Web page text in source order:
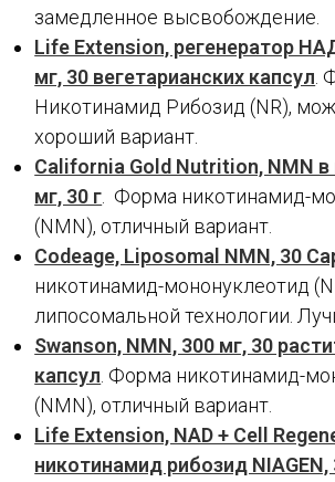
замедленное высвобождение.
Life Extension, регенератор
мг, 30 вегетарианских капсул .
Никотинамид Рибозид (NR),
хороший вариант.
California Gold Nutrition, NMN
мг, 30 г . Форма никотинамид-
(NMN), отличный вариант.
Codeage, Liposomal NMN, 30
никотинамид-мононуклеотид
липосомальной технологии.
Swanson, NMN, 300 мг, 30
капсул . Форма никотинамид-
(NMN), отличный вариант.
Life Extension, NAD + Cell
никотинамид рибозид NIAGEN,